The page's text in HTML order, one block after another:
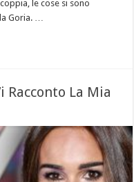
le cose si sono
Goria. …
Racconto La Mia